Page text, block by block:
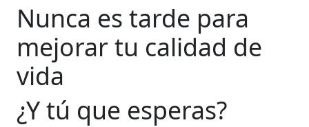
Nunca es tarde para
mejorar tu calidad de
vida
¿Y tú que esperas?